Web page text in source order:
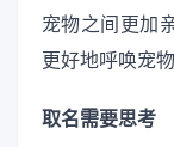
宠物之间更加
更好地呼唤宠
取名需要思考